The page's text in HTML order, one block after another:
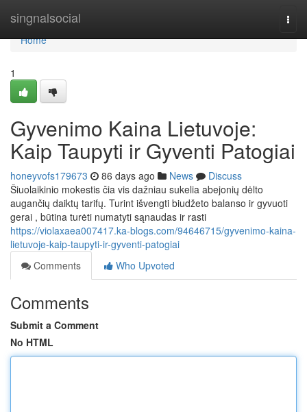
singnalsocial
Home
Home
1
Gyvenimo Kaina Lietuvoje:
Kaip Taupyti ir Gyventi Patogiai
honeyvofs179673 86 days ago News
Discuss
Šiuolaikinio mokestis čia vis dažniau sukelia abejonių dėlto
augančių daiktų tarifų. Turint išvengti biudžeto balanso ir gyvuoti
gerai , būtina turėti numatyti sąnaudas ir rasti
https://violaxaea007417.ka-blogs.com/94646715/gyvenimo-kaina-
lietuvoje-kaip-taupyti-ir-gyventi-patogiai
Comments
Who Upvoted
Comments
Submit a Comment
No HTML